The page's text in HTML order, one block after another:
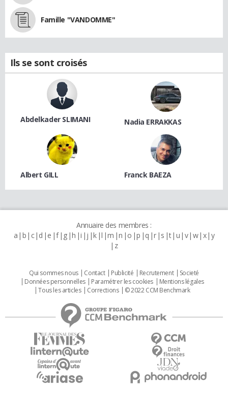
Famille "VANDOMME"
Ils se sont croisés
Abdelkader SLIMANI Nadia ERRAKKAS
Albert GILL Franck BAEZA
Annuaire des membres :
a b c d e f g h i j k l m n o p q r s t u v w x y
z
Qui sommes nous Contact Publicité Recrutement
Societé
Données personnelles
Paramétrer les cookies
Mentions légales
Tous les articles
Corrections © 2022 CCM Benchmark